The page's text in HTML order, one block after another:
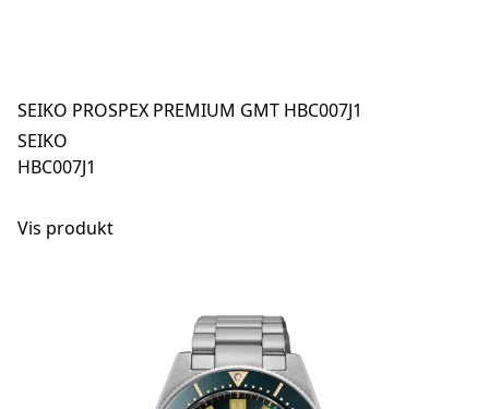
SEIKO PROSPEX PREMIUM GMT HBC007J1
SEIKO
HBC007J1
Vis produkt